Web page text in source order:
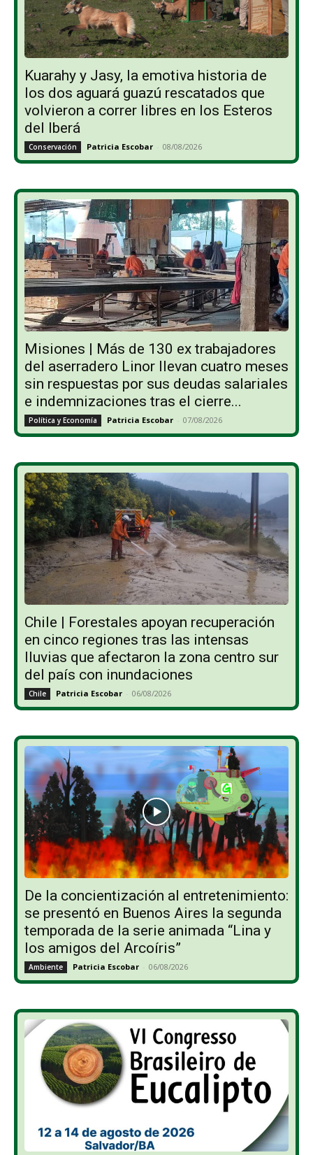
Kuarahy y Jasy, la emotiva historia de
los dos aguará guazú rescatados que
volvieron a correr libres en los Esteros
del Iberá
Conservación Patricia Escobar - 08/08/2026
Misiones | Más de 130 ex trabajadores
del aserradero Linor llevan cuatro meses
sin respuestas por sus deudas salariales
e indemnizaciones tras el cierre...
Política y Economía Patricia Escobar - 07/08/2026
Chile | Forestales apoyan recuperación
en cinco regiones tras las intensas
lluvias que afectaron la zona centro sur
del país con inundaciones
Chile Patricia Escobar - 06/08/2026
De la concientización al entretenimiento:
se presentó en Buenos Aires la segunda
temporada de la serie animada “Lina y
los amigos del Arcoíris”
Ambiente Patricia Escobar - 06/08/2026